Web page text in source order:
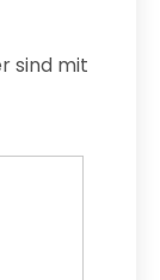
sind mit